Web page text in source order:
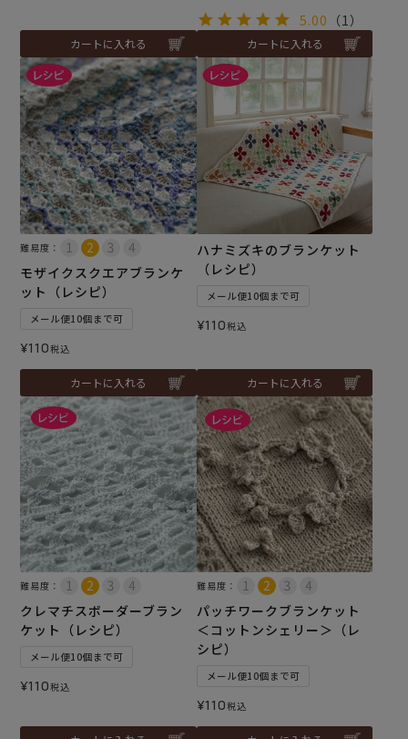
カートに入れる
5.00 （1）
カートに入れる
難易度：
モザイクスクエアブランケ
ット（レシピ）
メール便10個まで可
¥110税込
カートに入れる
ハナミズキのブランケット
（レシピ）
メール便10個まで可
¥110税込
カートに入れる
難易度：
クレマチスボーダーブラン
ケット（レシピ）
メール便10個まで可
¥110税込
難易度：
パッチワークブランケット
＜コットンシェリー＞（レ
シピ）
メール便10個まで可
¥110税込